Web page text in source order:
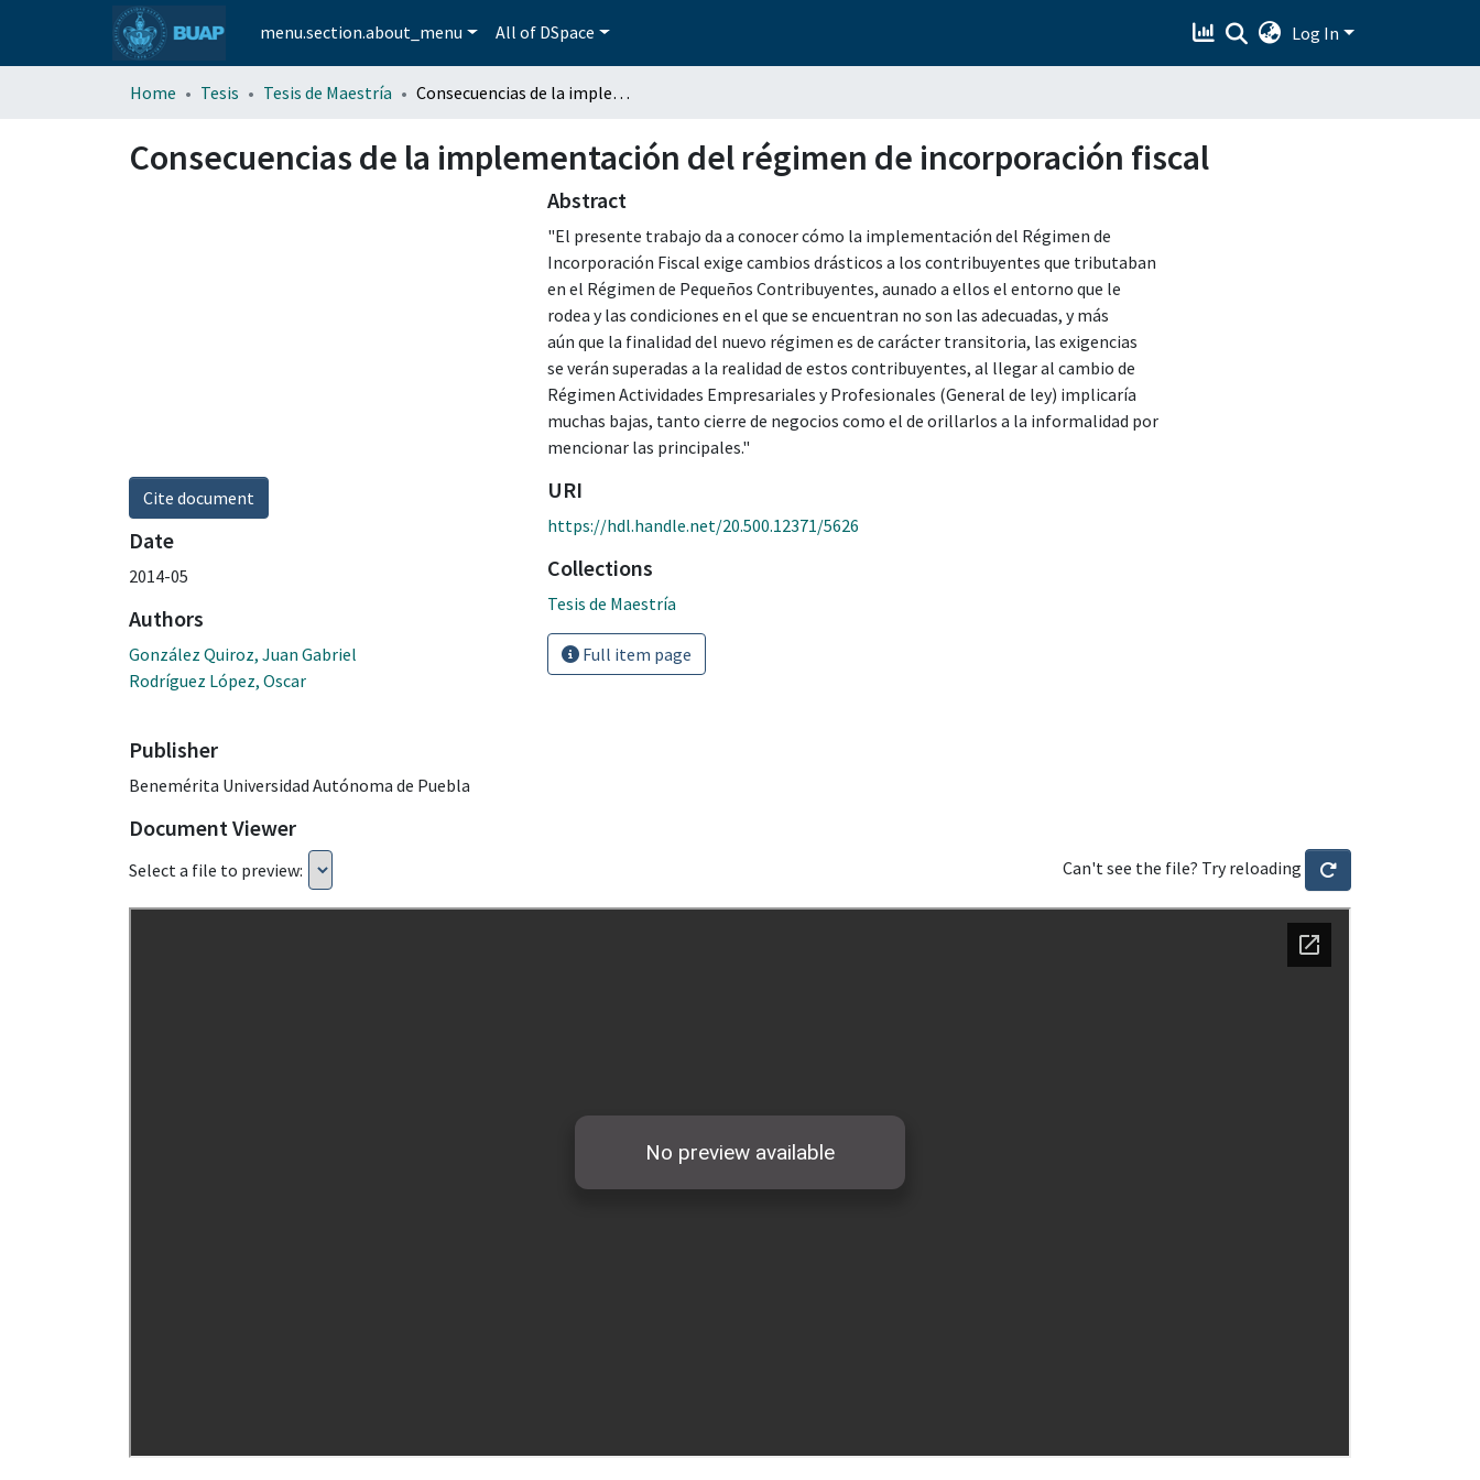
menu.section.about_menu All of DSpace Log In
Home Tesis Tesis de Maestría Consecuencias de la implementación del régimen de incorporación fiscal
Consecuencias de la implementación del régimen de incorporación fiscal
Cite document
Date
2014-05
Authors
González Quiroz, Juan Gabriel
Rodríguez López, Oscar
Publisher
Benemérita Universidad Autónoma de Puebla
Abstract
"El presente trabajo da a conocer cómo la implementación del Régimen de
Incorporación Fiscal exige cambios drásticos a los contribuyentes que tributaban
en el Régimen de Pequeños Contribuyentes, aunado a ellos el entorno que le
rodea y las condiciones en el que se encuentran no son las adecuadas, y más
aún que la finalidad del nuevo régimen es de carácter transitoria, las exigencias
se verán superadas a la realidad de estos contribuyentes, al llegar al cambio de
Régimen Actividades Empresariales y Profesionales (General de ley) implicaría
muchas bajas, tanto cierre de negocios como el de orillarlos a la informalidad por
mencionar las principales."
URI
https://hdl.handle.net/20.500.12371/5626
Collections
Tesis de Maestría
Full item page
Document Viewer
Select a file to preview: Can't see the file? Try reloading